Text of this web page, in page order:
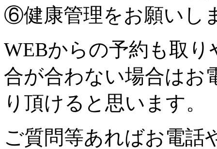
⑥健康管理をお願いし
WEBからの予約も取
合が合わない場合はお
り頂けると思います。
ご質問等あればお電話